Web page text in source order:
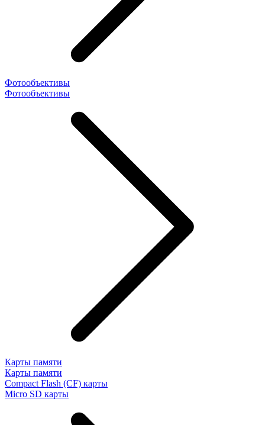
Фотообъективы
Фотообъективы
Карты памяти
Карты памяти
Compact Flash (CF) карты
Micro SD карты